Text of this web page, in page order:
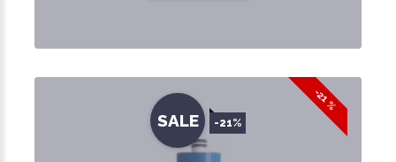
-21 %
SALE -21%